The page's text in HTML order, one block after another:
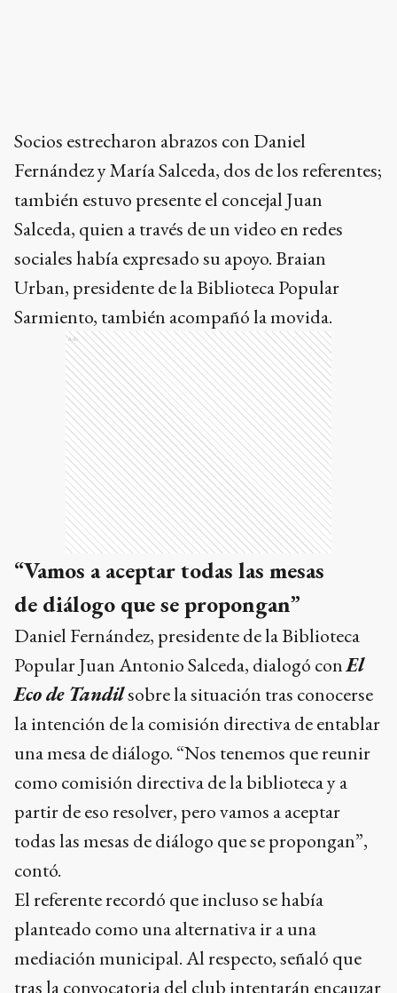
Salceda, quien a través de un video en redes
sociales había expresado su apoyo. Braian
Urban, presidente de la Biblioteca Popular
Sarmiento, también acompañó la movida.
“Vamos a aceptar todas las mesas
de diálogo que se propongan”
Daniel Fernández, presidente de la Biblioteca
Popular Juan Antonio Salceda, dialogó con
Eco de Tandilsobre la situación tras conocerse
la intención de la comisión directiva de entablar
una mesa de diálogo. “Nos tenemos que reunir
como comisión directiva de la biblioteca y a
partir de eso resolver, pero vamos a aceptar
todas las mesas de diálogo que se propongan”,
contó.
El referente recordó que incluso se había
planteado como una alternativa ir a una
mediación municipal. Al respecto, señaló que
tras la convocatoria del club intentarán encauzar
el conflicto por esa vía, descartando la
posibilidad de la intervención del Municipio.